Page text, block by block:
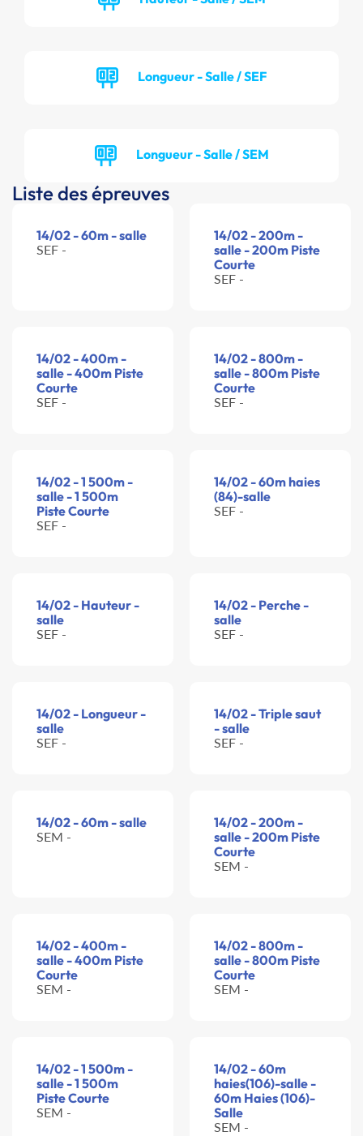
Longueur - Salle / SEF
Longueur - Salle / SEM
Liste des épreuves
14/02 - 60m - salle
SEF -
14/02 - 200m -
salle - 200m Piste
Courte
SEF -
14/02 - 400m -
salle - 400m Piste
Courte
SEF -
14/02 - 800m -
salle - 800m Piste
Courte
SEF -
14/02 - 1 500m -
salle - 1 500m
Piste Courte
SEF -
14/02 - 60m haies
(84)-salle
SEF -
14/02 - Hauteur -
salle
SEF -
14/02 - Perche -
salle
SEF -
14/02 - Longueur -
salle
SEF -
14/02 - Triple saut
- salle
SEF -
14/02 - 60m - salle
SEM -
14/02 - 200m -
salle - 200m Piste
Courte
SEM -
14/02 - 400m -
salle - 400m Piste
Courte
SEM -
14/02 - 800m -
salle - 800m Piste
Courte
SEM -
14/02 - 1 500m -
salle - 1 500m
Piste Courte
SEM -
14/02 - 60m
haies(106)-salle -
60m Haies (106)-
Salle
SEM -